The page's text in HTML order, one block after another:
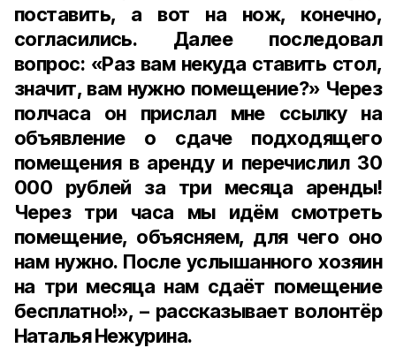
поставить, а вот на нож, конечно,
согласились. Далее последовал
вопрос: «Раз вам некуда ставить стол,
значит, вам нужно помещение?» Через
полчаса он прислал мне ссылку на
объявление о сдаче подходящего
помещения в аренду и перечислил 30
000 рублей за три месяца аренды!
Через три часа мы идём смотреть
помещение, объясняем, для чего оно
нам нужно. После услышанного хозяин
на три месяца нам сдаёт помещение
бесплатно!», – рассказывает волонтёр
Наталья Нежурина.